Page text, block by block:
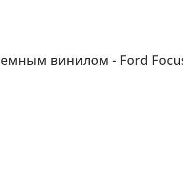
винилом - Ford